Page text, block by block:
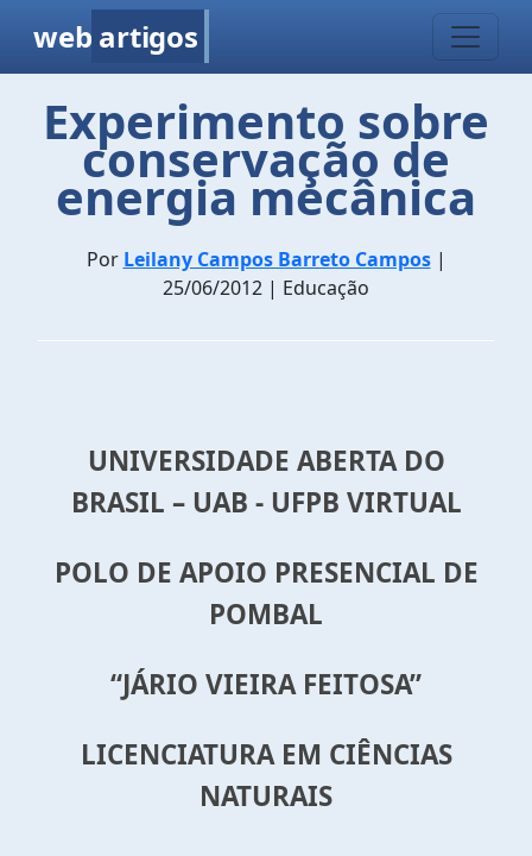
web artigos
Experimento sobre
conservação de
energia mecânica
Por Leilany Campos Barreto Campos|
25/06/2012 | Educação
UNIVERSIDADE ABERTA DO
BRASIL – UAB - UFPB VIRTUAL
POLO DE APOIO PRESENCIAL DE
POMBAL
“JÁRIO VIEIRA FEITOSA”
LICENCIATURA EM CIÊNCIAS
NATURAIS